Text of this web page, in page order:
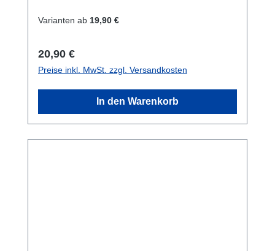
Varianten ab 19,90 €
Regulärer Preis:
20,90 €
Preise inkl. MwSt. zzgl. Versandkosten
In den Warenkorb